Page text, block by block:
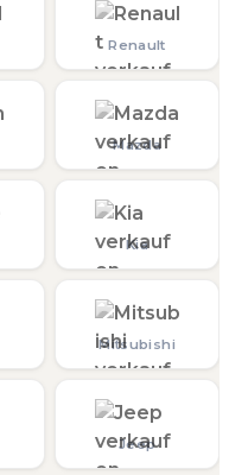
Renault
Mazda
Kia
Mitsubishi
Jeep